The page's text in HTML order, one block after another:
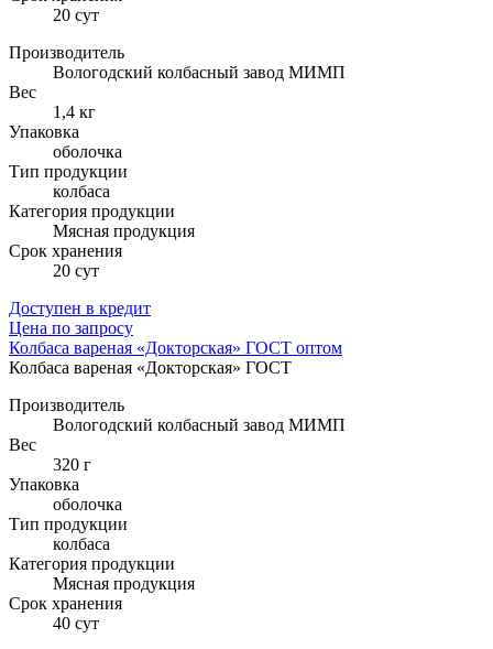
20 сут
Производитель
Вологодский колбасный завод МИМП
Вес
1,4 кг
Упаковка
оболочка
Тип продукции
колбаса
Категория продукции
Мясная продукция
Cрок хранения
20 сут
Доступен в кредит
Цена по запросу
Колбаса вареная «Докторская» ГОСТ оптом
Колбаса вареная «Докторская» ГОСТ
Производитель
Вологодский колбасный завод МИМП
Вес
320 г
Упаковка
оболочка
Тип продукции
колбаса
Категория продукции
Мясная продукция
Cрок хранения
40 сут